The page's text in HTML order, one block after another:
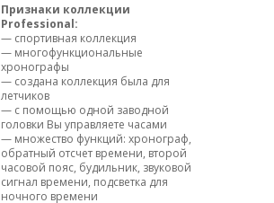
Признаки коллекции
Professional:
— спортивная коллекция
— многофункциональные
хронографы
— создана коллекция была для
летчиков
— с помощью одной заводной
головки Вы управляете часами
— множество функций: хронограф,
обратный отсчет времени, второй
часовой пояс, будильник, звуковой
сигнал времени, подсветка для
ночного времени